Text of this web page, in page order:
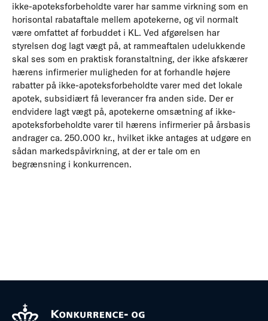
ikke-apoteksforbeholdte varer har samme virkning som en
horisontal rabataftale mellem apotekerne, og vil normalt
være omfattet af forbuddet i KL. Ved afgørelsen har
styrelsen dog lagt vægt på, at rammeaftalen udelukkende
skal ses som en praktisk foranstaltning, der ikke afskærer
hærens infirmerier muligheden for at forhandle højere
rabatter på ikke-apoteksforbeholdte varer med det lokale
apotek, subsidiært få leverancer fra anden side. Der er
endvidere lagt vægt på, apotekerne omsætning af ikke-
apoteksforbeholdte varer til hærens infirmerier på årsbasis
andrager ca. 250.000 kr., hvilket ikke antages at udgøre en
sådan markedspåvirkning, at der er tale om en
begrænsning i konkurrencen.